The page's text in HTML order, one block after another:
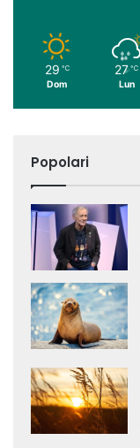
29 ℃
Dom
27 ℃
Lun
Popolari